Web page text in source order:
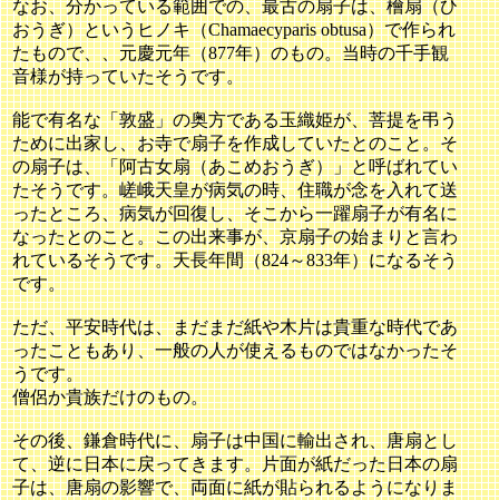
なお、分かっている範囲での、最古の扇子は、檜扇（ひ
おうぎ）というヒノキ（Chamaecyparis obtusa）で作られ
たもので、、元慶元年（877年）のもの。当時の千手観
音様が持っていたそうです。
能で有名な「敦盛」の奥方である玉織姫が、菩提を弔う
ために出家し、お寺で扇子を作成していたとのこと。そ
の扇子は、「阿古女扇（あこめおうぎ）」と呼ばれてい
たそうです。嵯峨天皇が病気の時、住職が念を入れて送
ったところ、病気が回復し、そこから一躍扇子が有名に
なったとのこと。この出来事が、京扇子の始まりと言わ
れているそうです。天長年間（824～833年）になるそう
です。
ただ、平安時代は、まだまだ紙や木片は貴重な時代であ
ったこともあり、一般の人が使えるものではなかったそ
うです。
僧侶か貴族だけのもの。
その後、鎌倉時代に、扇子は中国に輸出され、唐扇とし
て、逆に日本に戻ってきます。片面が紙だった日本の扇
子は、唐扇の影響で、両面に紙が貼られるようになりま